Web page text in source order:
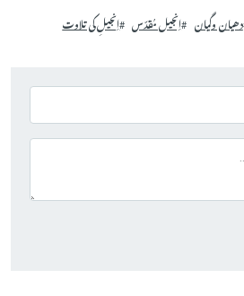
دھیان وگیان اِنجیل مُقدّس اِنجیلِ کی تلاوت